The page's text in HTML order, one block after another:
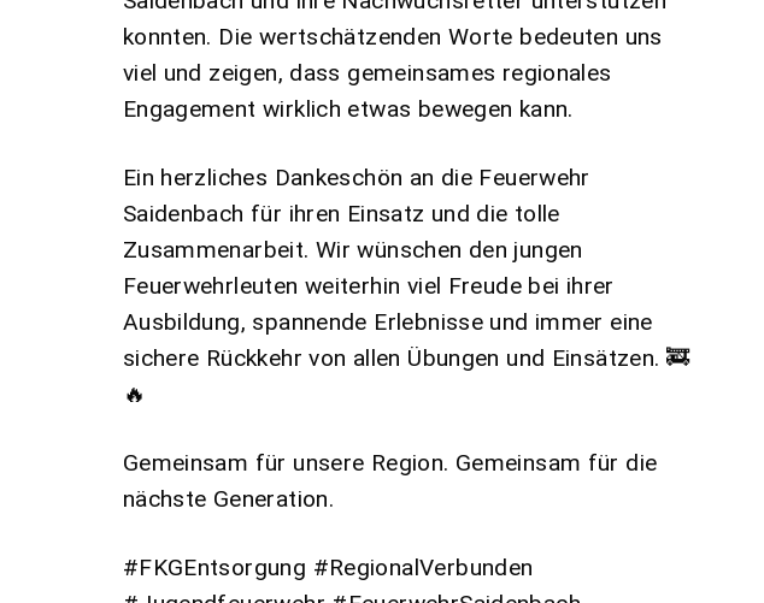
konnten. Die wertschätzenden Worte bedeuten uns
viel und zeigen, dass gemeinsames regionales
Engagement wirklich etwas bewegen kann.
Ein herzliches Dankeschön an die Feuerwehr
Saidenbach für ihren Einsatz und die tolle
Zusammenarbeit. Wir wünschen den jungen
Feuerwehrleuten weiterhin viel Freude bei ihrer
Ausbildung, spannende Erlebnisse und immer eine
sichere Rückkehr von allen Übungen und Einsätzen. 🚒
🔥
Gemeinsam für unsere Region. Gemeinsam für die
nächste Generation.
#FKGEntsorgung #RegionalVerbunden